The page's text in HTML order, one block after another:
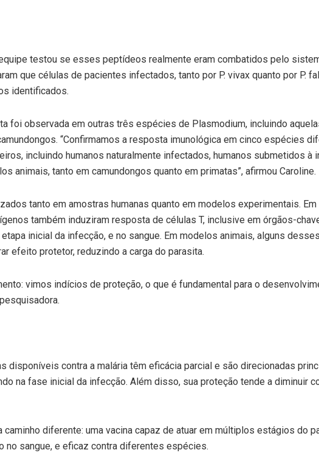
testou se esses peptídeos realmente eram combatidos pelo
que células de pacientes infectados, tanto por P. vivax quanto por P.
identificados.
foi observada em outras três espécies de Plasmodium, incluindo
“Confirmamos a resposta imunológica em cinco espécies
incluindo humanos naturalmente infectados, humanos submetidos à
animais, tanto em camundongos quanto em primatas”, afirmou Caroline.
tanto em amostras humanas quanto em modelos experimentais. Em
também induziram resposta de células T, inclusive em órgãos-
inicial da infecção, e no sangue. Em modelos animais, alguns
efeito protetor, reduzindo a carga do parasita.
vimos indícios de proteção, o que é fundamental para o
disponíveis contra a malária têm eficácia parcial e são direcionadas
na fase inicial da infecção. Além disso, sua proteção tende a diminuir
caminho diferente: uma vacina capaz de atuar em múltiplos estágios do
no sangue, e eficaz contra diferentes espécies.